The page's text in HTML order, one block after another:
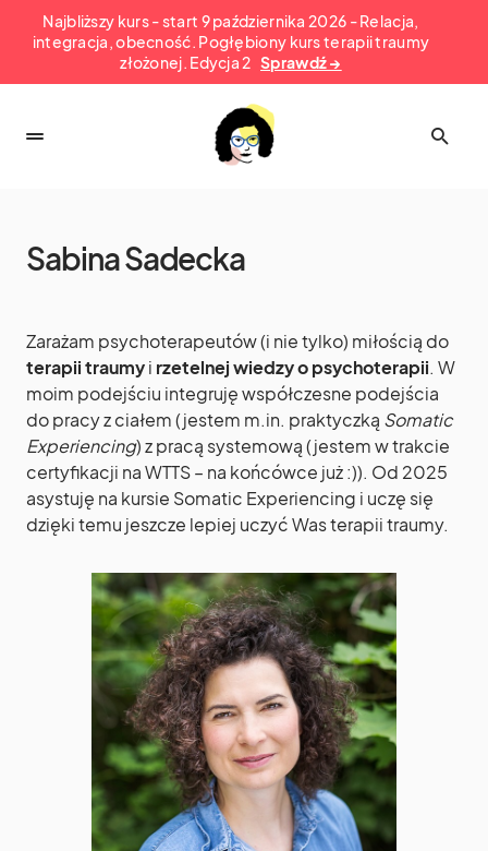
Najbliższy kurs - start 9 października 2026 - Relacja,
integracja, obecność. Pogłębiony kurs terapii traumy
złożonej. Edycja 2 Sprawdź →
Sabina Sadecka
Zarażam psychoterapeutów (i nie tylko) miłością do
terapii traumyi rzetelnej wiedzy o psychoterapii. W
moim podejściu integruję współczesne podejścia
do pracy z ciałem (jestem m.in. praktyczką Somatic
Experiencing) z pracą systemową (jestem w trakcie
certyfikacji na WTTS – na końcówce już :)). Od 2025
asystuję na kursie Somatic Experiencing i uczę się
dzięki temu jeszcze lepiej uczyć Was terapii traumy.